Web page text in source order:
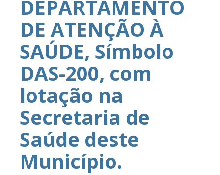
DEPARTAMENTO
DE ATENÇÃO À
SAÚDE, Símbolo
DAS-200, com
lotação na
Secretaria de
Saúde deste
Município.